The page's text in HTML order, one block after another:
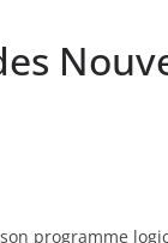
programme